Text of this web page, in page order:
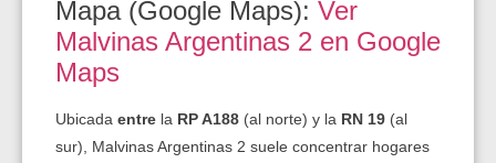
Mapa (Google Maps): Ver
Malvinas Argentinas 2 en Google
Maps
Ubicada entre la RP A188 (al norte) y la RN 19 (al
sur), Malvinas Argentinas 2 suele concentrar hogares